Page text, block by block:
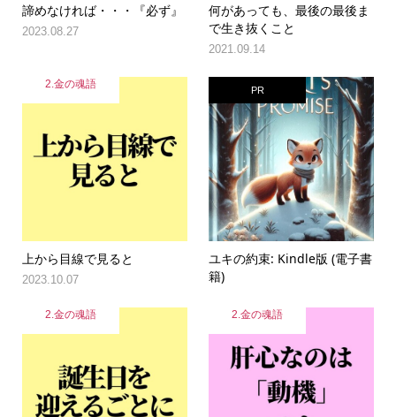
諦めなければ・・・『必ず』
2023.08.27
何があっても、最後の最後ま
で生き抜くこと
2021.09.14
2.金の魂語
上から目線で見ると
2023.10.07
PR
ユキの約束: Kindle版 (電子書
籍)
2.金の魂語 2.金の魂語